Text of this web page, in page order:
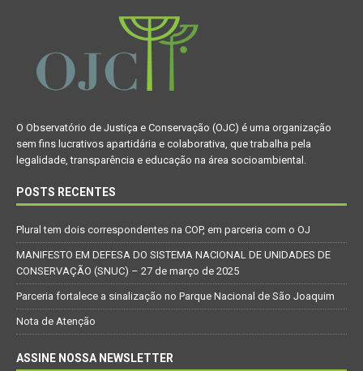
O Observatório de Justiça e Conservação (OJC) é uma organização
sem fins lucrativos apartidária e colaborativa, que trabalha pela
legalidade, transparência e educação na área socioambiental.
POSTS RECENTES
Plural tem dois correspondentes na COP, em parceria com o OJ
MANIFESTO EM DEFESA DO SISTEMA NACIONAL DE UNIDADES DE
CONSERVAÇÃO (SNUC) – 27 de março de 2025
Parceria fortalece a sinalização no Parque Nacional de São Joaquim
Nota de Atenção
ASSINE NOSSA NEWSLETTER